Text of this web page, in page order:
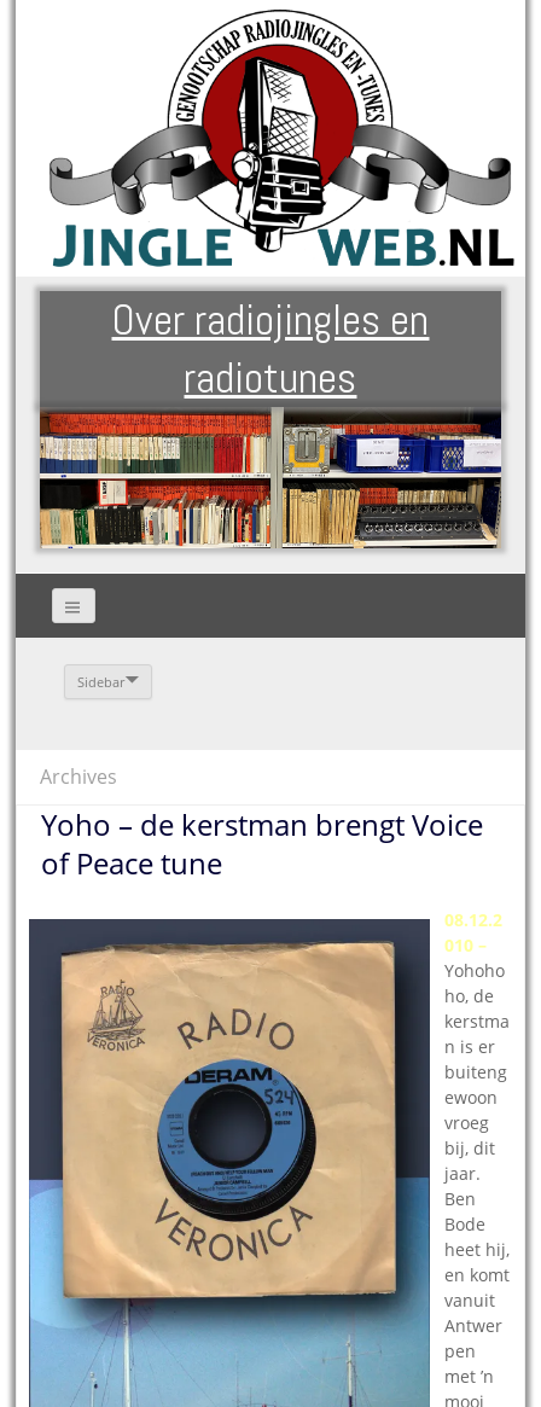
Over radiojingles en
radiotunes
Sidebar
Archives
Yoho – de kerstman brengt Voice
of Peace tune
08.12.2
010 –
Yohoho
ho, de
kerstma
n is er
buiteng
ewoon
vroeg
bij, dit
jaar.
Ben
Bode
heet hij,
en komt
vanuit
Antwer
pen
met ’n
mooi